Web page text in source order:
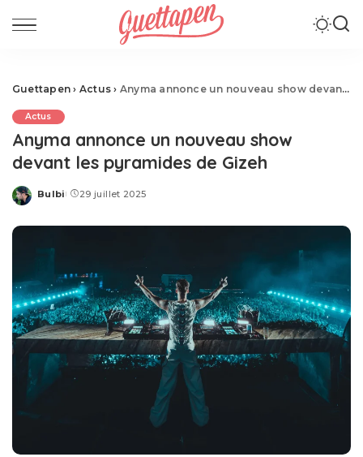
Guettapen › Actus › Anyma annonce un nouveau show devant les pyramides de Gizeh
Actus
Anyma annonce un nouveau show
devant les pyramides de Gizeh
Posted
Bulbi 29 juillet 2025